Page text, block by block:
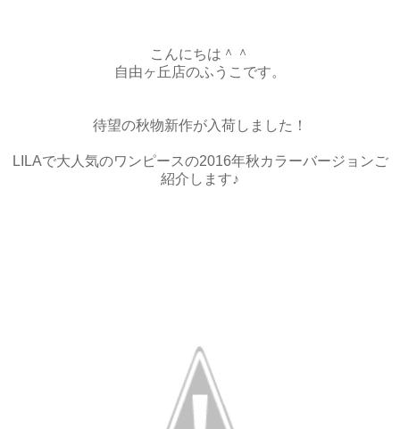
こんにちは＾＾
自由ヶ丘店のふうこです。
待望の秋物新作が入荷しました！
LILAで大人気のワンピースの2016年秋カラーバージョンご
紹介します♪